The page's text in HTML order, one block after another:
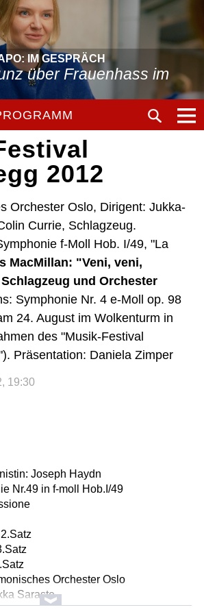
IM GESPRÄCH
über Frauenhass im
2012
Orchester Oslo, Dirigent: Jukka-
Currie, Schlagzeug.
f-Moll Hob. I/49, "La
MacMillan: "Veni, veni,
und Orchester
Symphonie Nr. 4 e-Moll op. 98
24. August im Wolkenturm in
des "Musik-Festival
Präsentation: Daniela Zimper
19:30
Joseph Haydn
Nr.49 in f-moll Hob.I/49
Orchester Oslo
Saraste